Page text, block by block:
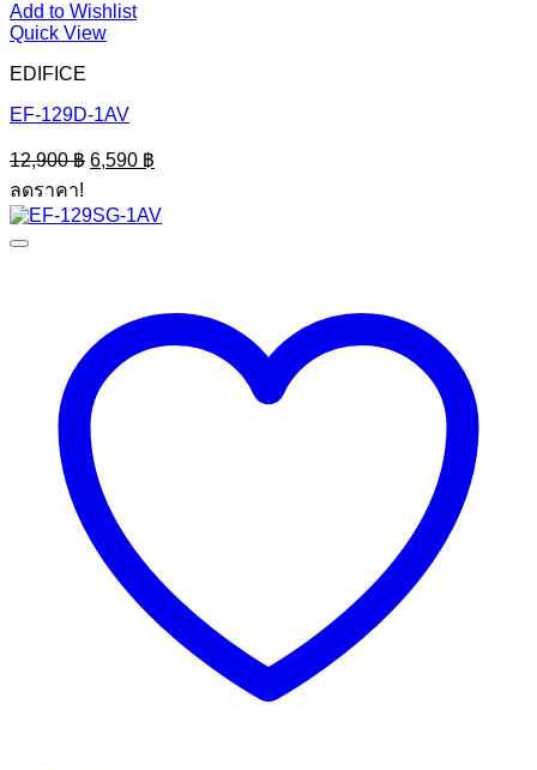
Add to Wishlist
Quick View
EDIFICE
EF-129D-1AV
12,900฿ Original
price
12,900 ฿.
6,590 ฿
price
6,590 ฿.
ลดราคา!